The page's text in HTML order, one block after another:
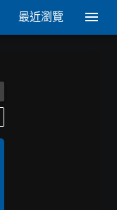
最近瀏覽